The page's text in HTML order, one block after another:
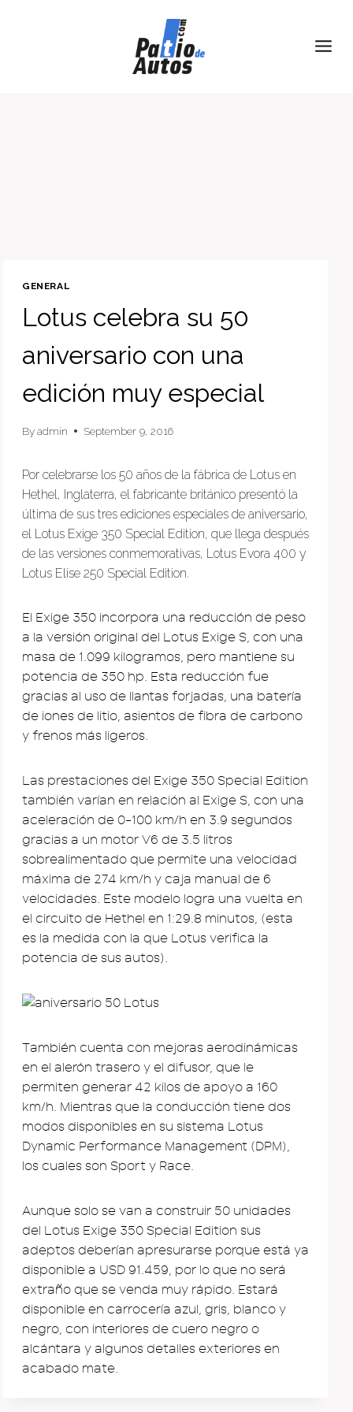
GENERAL
Lotus celebra su 50
aniversario con una
edición muy especial
Byadmin September 9, 2016
Por celebrarse los 50 años de la fábrica de Lotus en
Hethel, Inglaterra, el fabricante británico presentó la
última de sus tres ediciones especiales de aniversario,
el Lotus Exige 350 Special Edition, que llega después
de las versiones conmemorativas, Lotus Evora 400 y
Lotus Elise 250 Special Edition.
El Exige 350 incorpora una reducción de peso
a la versión original del Lotus Exige S, con una
masa de 1.099 kilogramos, pero mantiene su
potencia de 350 hp. Esta reducción fue
gracias al uso de llantas forjadas, una batería
de iones de litio, asientos de fibra de carbono
y frenos más ligeros.
Las prestaciones del Exige 350 Special Edition
también varían en relación al Exige S, con una
aceleración de 0-100 km/h en 3.9 segundos
gracias a un motor V6 de 3.5 litros
sobrealimentado que permite una velocidad
máxima de 274 km/h y caja manual de 6
velocidades. Este modelo logra una vuelta en
el circuito de Hethel en 1:29.8 minutos, (esta
es la medida con la que Lotus verifica la
potencia de sus autos).
También cuenta con mejoras aerodinámicas
en el alerón trasero y el difusor, que le
permiten generar 42 kilos de apoyo a 160
km/h. Mientras que la conducción tiene dos
modos disponibles en su sistema Lotus
Dynamic Performance Management (DPM),
los cuales son Sport y Race.
Aunque solo se van a construir 50 unidades
del Lotus Exige 350 Special Edition sus
adeptos deberían apresurarse porque está ya
disponible a USD 91.459, por lo que no será
extraño que se venda muy rápido. Estará
disponible en carrocería azul, gris, blanco y
negro, con interiores de cuero negro o
alcántara y algunos detalles exteriores en
acabado mate.